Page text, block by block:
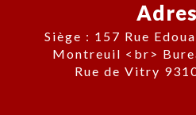
Siège : 157 Rue Edouard Branly, 93100
Montreuil <br>
Rue de Vitry